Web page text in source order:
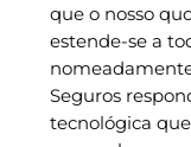
que o nosso
estende-se a
Seguros
tecnológica